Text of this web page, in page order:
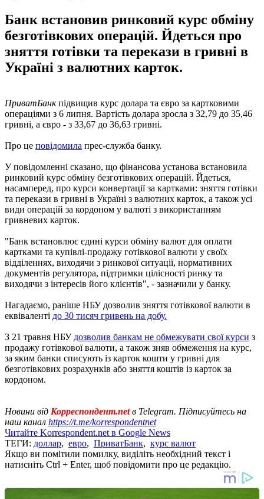
Банк встановив ринковий курс обміну
безготівкових операцій. Йдеться про
зняття готівки та перекази в гривні в
Україні з валютних карток.
ПриватБанкпідвищив курс долара та євро за картковими
операціями з 6 липня. Вартість долара зросла з 32,79 до 35,46
гривні, а євро - з 33,67 до 36,63 гривні.
Про це повідомила прес-служба банку.
У повідомленні сказано, що фінансова установа встановила
ринковий курс обміну безготівкових операцій. Йдеться,
насамперед, про курси конвертації за картками: зняття готівки
та перекази в гривні в Україні з валютних карток, а також усі
види операцій за кордоном у валюті з використанням
гривневих карток.
"Банк встановлює єдині курси обміну валют для оплати
картками та купівлі-продажу готівкової валюти у своїх
відділеннях, виходячи з ринкової ситуації, нормативних
документів регулятора, підтримки цілісності ринку та
виходячи з інтересів його клієнтів", - зазначили у банку.
Нагадаємо, раніше НБУ дозволив зняття готівкової валюти в
еквіваленті до 30 тисяч гривень на добу.
З 21 травня НБУ дозволив банкам не обмежувати свої курси з
продажу готівкової валюти, а також зняв обмеження на курс,
за яким банки списують із карток кошти у гривні для
безготівкових розрахунків або зняття коштів із карток за
кордоном.
Новини від Корреспондент.netв Telegram. Підписуйтесь на
наш канал https://t.me/korrespondentnet
Читайте Korrespondent.net в Google News
ТЕГИ: доллар, евро, ПриватБанк, курс валют
Якщо ви помітили помилку, виділіть необхідний текст і
натисніть Ctrl + Enter, щоб повідомити про це редакцію.